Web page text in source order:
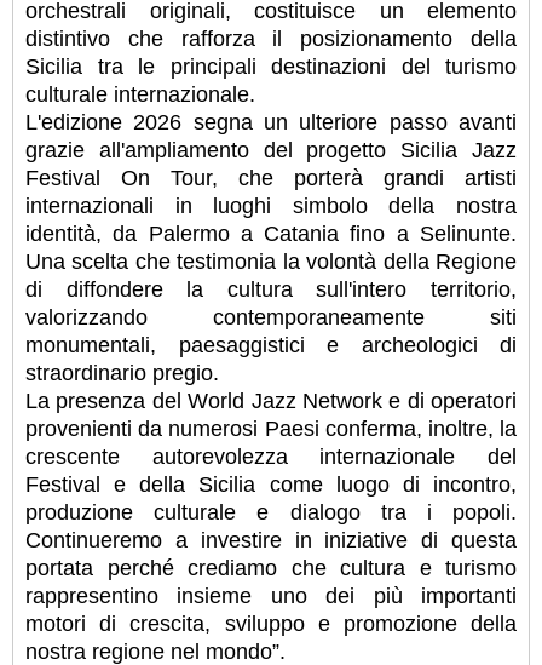
orchestrali originali, costituisce un elemento
distintivo che rafforza il posizionamento della
Sicilia tra le principali destinazioni del turismo
culturale internazionale.
L'edizione 2026 segna un ulteriore passo avanti
grazie all'ampliamento del progetto Sicilia Jazz
Festival On Tour, che porterà grandi artisti
internazionali in luoghi simbolo della nostra
identità, da Palermo a Catania fino a Selinunte.
Una scelta che testimonia la volontà della Regione
di diffondere la cultura sull'intero territorio,
valorizzando contemporaneamente siti
monumentali, paesaggistici e archeologici di
straordinario pregio.
La presenza del World Jazz Network e di operatori
provenienti da numerosi Paesi conferma, inoltre, la
crescente autorevolezza internazionale del
Festival e della Sicilia come luogo di incontro,
produzione culturale e dialogo tra i popoli.
Continueremo a investire in iniziative di questa
portata perché crediamo che cultura e turismo
rappresentino insieme uno dei più importanti
motori di crescita, sviluppo e promozione della
nostra regione nel mondo”.